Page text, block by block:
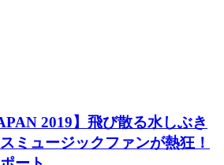
2019】飛び散る水しぶき
ミュージックファンが熱狂！